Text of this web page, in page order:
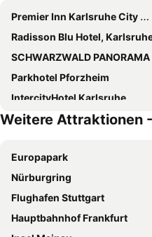
Premier Inn Karlsruhe City Am Wasserturm
Radisson Blu Hotel,
SCHWARZWALD PANORAMA
Parkhotel Pforzheim
IntercityHotel Karlsruhe
acora Karlsruhe Zentrum Living the City
Leonardo Hotel Karlsruhe
Hotel Watthalden
Moxy Karlsruhe
Hotel Harzer am Kurpark
Weitere Attraktionen
Europapark
Nürburgring
Flughafen Stuttgart
Hauptbahnhof Frankfurt